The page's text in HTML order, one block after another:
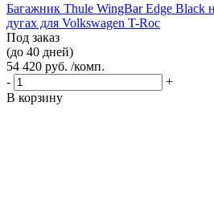
Багажник Thule WingBar Edge Black
дугах для Volkswagen T-Roc
Под заказ
(до 40 дней)
54 420 руб. /комп.
-
+
В корзину